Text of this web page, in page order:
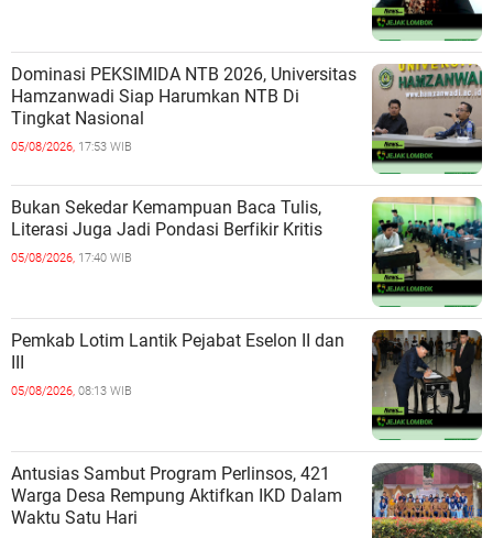
Dominasi PEKSIMIDA NTB 2026, Universitas
Hamzanwadi Siap Harumkan NTB Di
Tingkat Nasional
05/08/2026, 17:53 WIB
Bukan Sekedar Kemampuan Baca Tulis,
Literasi Juga Jadi Pondasi Berfikir Kritis
05/08/2026, 17:40 WIB
Pemkab Lotim Lantik Pejabat Eselon II dan
III
05/08/2026, 08:13 WIB
Antusias Sambut Program Perlinsos, 421
Warga Desa Rempung Aktifkan IKD Dalam
Waktu Satu Hari